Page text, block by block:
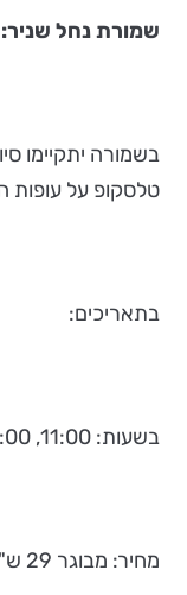
שמורת נחל שניר:
בשמורה יתקיימו
טלסקופ על עופות
בתאריכים:
בשעות: 11:00, 13:00
מחיר: מבוגר 29 ש"ח, ילד מגיל 5 עד 18: 15 ₪.